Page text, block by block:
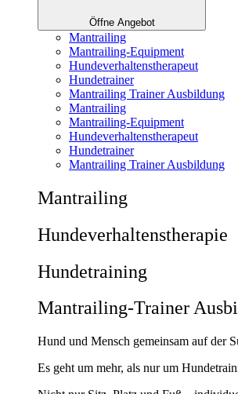
Öffne Angebot
Mantrailing
Mantrailing-Equipment
Hundeverhaltenstherapeut
Hundetrainer
Mantrailing Trainer Ausbildung
Mantrailing
Mantrailing-Equipment
Hundeverhaltenstherapeut
Hundetrainer
Mantrailing Trainer Ausbildung
Mantrailing
Hunde­verhaltens­therapie
Hunde­training
Mantrailing-Trainer
Hund und Mensch gemeinsam auf der
Es geht um mehr, als nur um